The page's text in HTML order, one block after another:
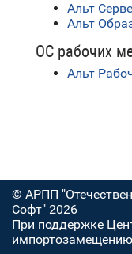
Альт
Альт
ОС рабочих
Альт
© АРПП
Софт" 2026
При поддержке